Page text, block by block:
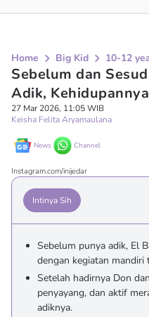
Home Big Kid 10-12
Sebelum dan
Adik,
27 Mar 2026, 11:05 WIB
Keisha Felita Aryamaulana
News Channel
Instagram.com/inijedar
Intinya Sih
Sebelum punya adik, El
dengan kegiatan mandiri
Setelah hadirnya Don
penyayang, dan aktif
adiknya.